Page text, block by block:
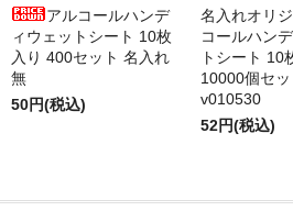
アルコールハンデ
ィウェットシート 10枚
入り 400セット 名入れ
無
50円(税込)
名入れオリ
コールハン
トシート 10
10000個セ
v010530
52円(税込)